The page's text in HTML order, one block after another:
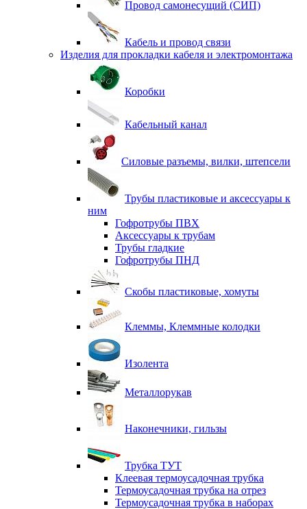
Провод самонесущий (СИП)
Кабель и провод связи
Изделия для прокладки кабеля и электромонтажа
Коробки
Кабельный канал
Силовые разъемы, вилки, штепсели
Трубы пластиковые и аксессуары к
ним
Гофротрубы ПВХ
Аксессуары к трубам
Трубы гладкие
Гофротрубы ПНД
Скобы пластиковые, хомуты
Клеммы, Клеммные колодки
Изолента
Металлорукав
Наконечники, гильзы
Трубка ТУТ
Клеевая термоусадочная трубка
Термоусадочная трубка на отрез
Термоусадочная трубка в наборах